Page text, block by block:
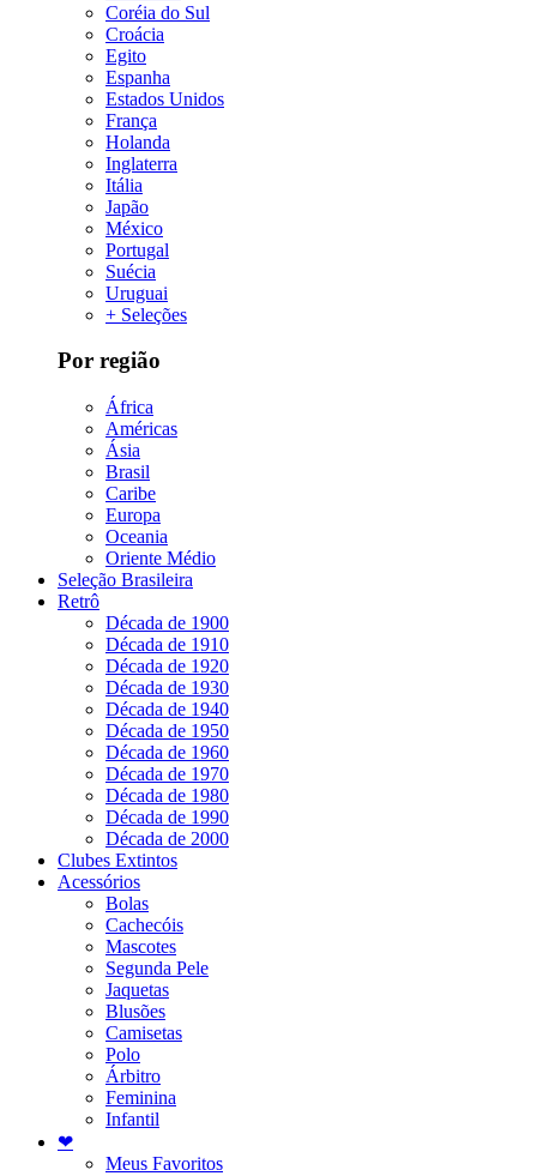
Coréia do Sul
Croácia
Egito
Espanha
Estados Unidos
França
Holanda
Inglaterra
Itália
Japão
México
Portugal
Suécia
Uruguai
+ Seleções
Por região
África
Américas
Ásia
Brasil
Caribe
Europa
Oceania
Oriente Médio
Seleção Brasileira
Retrô
Década de 1900
Década de 1910
Década de 1920
Década de 1930
Década de 1940
Década de 1950
Década de 1960
Década de 1970
Década de 1980
Década de 1990
Década de 2000
Clubes Extintos
Acessórios
Bolas
Cachecóis
Mascotes
Segunda Pele
Jaquetas
Blusões
Camisetas
Polo
Árbitro
Feminina
Infantil
❤
Meus Favoritos